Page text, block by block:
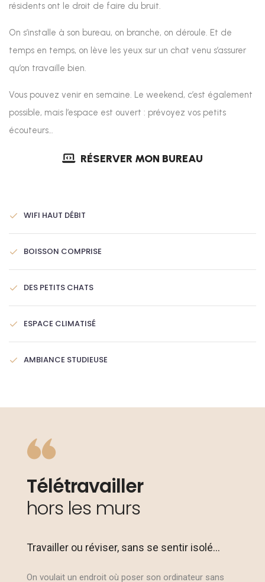
résidents ont le droit de faire du bruit.
On s’installe à son bureau, on branche, on déroule. Et de
temps en temps, on lève les yeux sur un chat venu s’assurer
qu’on travaille bien.
Vous pouvez venir en semaine. Le weekend, c’est également
possible, mais l’espace est ouvert : prévoyez vos petits
écouteurs…
RÉSERVER MON BUREAU
WIFI HAUT DÉBIT
BOISSON COMPRISE
DES PETITS CHATS
ESPACE CLIMATISÉ
AMBIANCE STUDIEUSE
Télétravailler
hors les murs
Travailler ou réviser, sans se sentir isolé…
On voulait un endroit où poser son ordinateur sans